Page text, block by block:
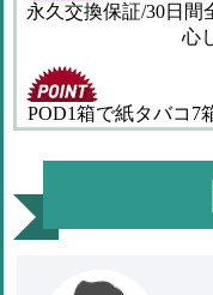
永久交換保証/30日
心
POD1箱で紙タバコ7